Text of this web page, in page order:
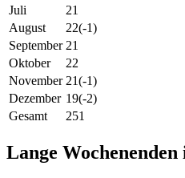
Juli
21
August
22(-1)
September 21
Oktober
22
November 21(-1)
Dezember 19(-2)
Gesamt
251
Lange Wochenenden